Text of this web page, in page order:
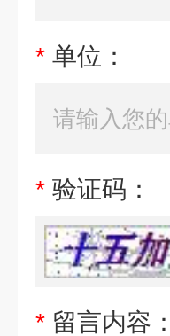
* 单位：
* 验证码：
* 留言内容：